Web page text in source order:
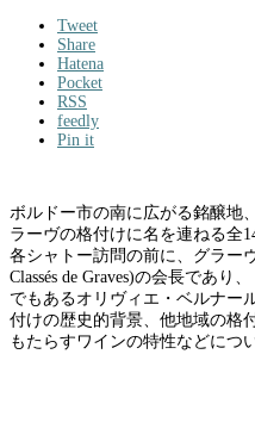
Tweet
Share
Hatena
Pocket
RSS
feedly
Pin it
ボルドー市の南に広がる銘醸地
ラーヴの格付けに名を連ねる全
各シャトー訪問の前に、グラー
Classés de Graves)の会長であり
でもあるオリヴィエ・ベルナー
付けの歴史的背景、他地域の格
もたらすワインの特性などにつ